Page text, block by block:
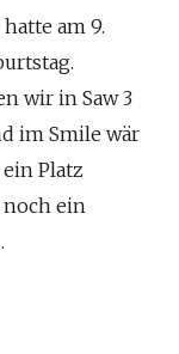
am 9.
wir in Saw 3
im Smile wär
Platz
noch ein